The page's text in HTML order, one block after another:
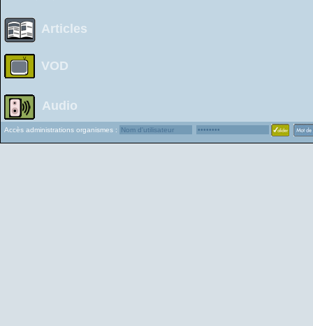
Articles
VOD
Audio
Accès administrations organismes :